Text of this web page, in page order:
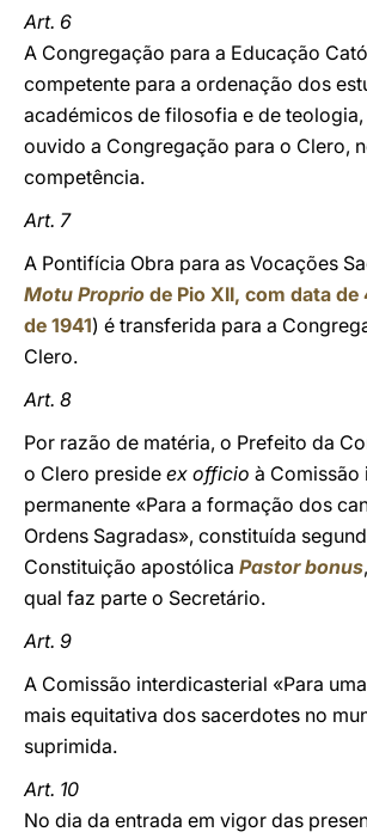
Art. 6
A Congregação para a Educação
competente para a ordenação dos
académicos de filosofia e de
ouvido a Congregação para o Clero,
competência.
Art. 7
A Pontifícia Obra para as Vocações
Motu Proprio de Pio XII, com data
de 1941) é transferida para a
Clero.
Art. 8
Por razão de matéria, o Prefeito da
o Clero preside ex officio à Comissão
permanente «Para a formação dos
Ordens Sagradas», constituída
Constituição apostólica Pastor bonus
qual faz parte o Secretário.
Art. 9
A Comissão interdicasterial «Para
mais equitativa dos sacerdotes no
suprimida.
Art. 10
No dia da entrada em vigor das